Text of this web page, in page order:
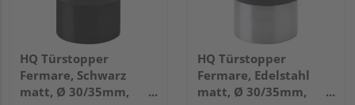
HQ Türstopper
Fermare, Schwarz
matt, Ø 30/35mm,
HQ Türstopper
Fermare, Edelstahl
matt, Ø 30/35mm,